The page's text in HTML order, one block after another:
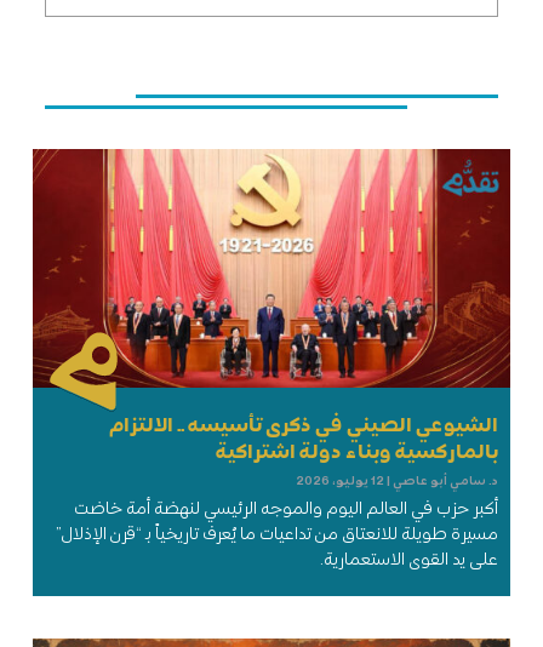
الشيوعي الصيني في ذكرى تأسيسه .. الالتزام
بالماركسية وبناء دولة اشتراكية
د. سامي أبو عاصي 12 يوليو، 2026
أكبر حزب في العالم اليوم والموجه الرئيسي لنهضة أمة خاضت
مسيرة طويلة للانعتاق من تداعيات ما يُعرف تاريخياً بـ “قرن الإذلال”
على يد القوى الاستعمارية.